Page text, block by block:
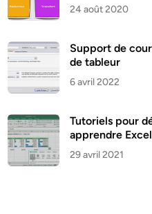
24 août 2020
Support de
de tableur
6 avril 2022
Tutoriels pour
apprendre Excel
29 avril 2021